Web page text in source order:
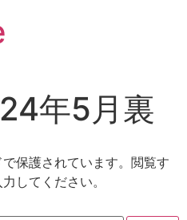
年5月裏
保護されています。閲覧す
してください。